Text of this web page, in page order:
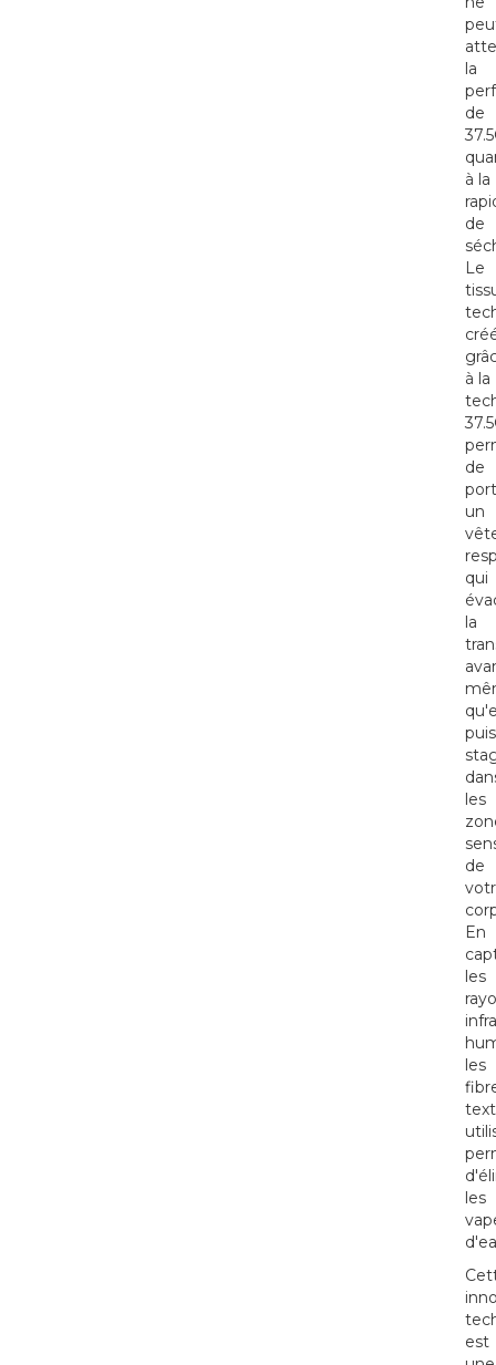
la
de
à la
de
Le
à la
de
un
qui
la
les
de
En
les
les
les
est